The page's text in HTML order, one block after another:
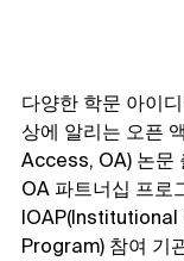
다양한 학문 아이
상에 알리는 오픈
Access, OA) 논문
OA 파트너십 프로
Program) 참여 기